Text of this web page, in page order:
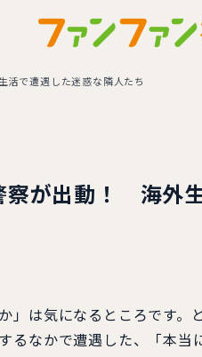
活で遭遇した迷惑な隣人たち
察が出動！ 海外
」は気になるところです。
なかで遭遇した、「本当